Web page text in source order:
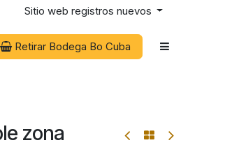
Sitio web registros nuevos
Retirar Bodega Bo Cuba
zona